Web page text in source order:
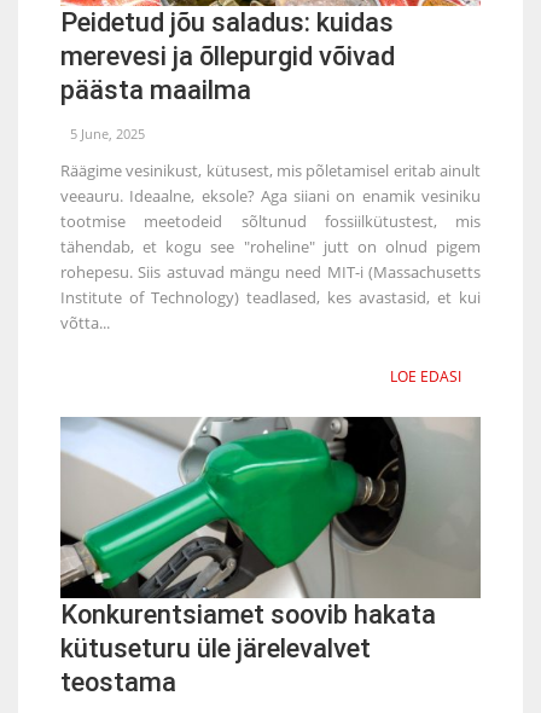
Peidetud jõu saladus: kuidas
merevesi ja õllepurgid võivad
päästa maailma
5 June, 2025
Räägime vesinikust, kütusest, mis põletamisel eritab ainult
veeauru. Ideaalne, eksole? Aga siiani on enamik vesiniku
tootmise meetodeid sõltunud fossiilkütustest, mis
tähendab, et kogu see "roheline" jutt on olnud pigem
rohepesu. Siis astuvad mängu need MIT-i (Massachusetts
Institute of Technology) teadlased, kes avastasid, et kui
võtta...
LOE EDASI
Konkurentsiamet soovib hakata
kütuseturu üle järelevalvet
teostama